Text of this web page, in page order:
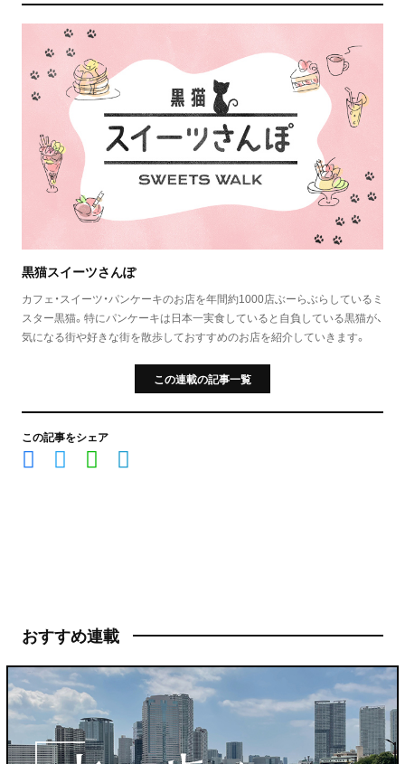
黒猫スイーツさんぽ
カフェ・スイーツ・パンケーキのお店を年間約1000店ぶーらぶらしているミ
スター黒猫。特にパンケーキは日本一実食していると自負している黒猫が、
気になる街や好きな街を散歩しておすすめのお店を紹介していきます。
この連載の記事一覧
この記事をシェア
おすすめ連載